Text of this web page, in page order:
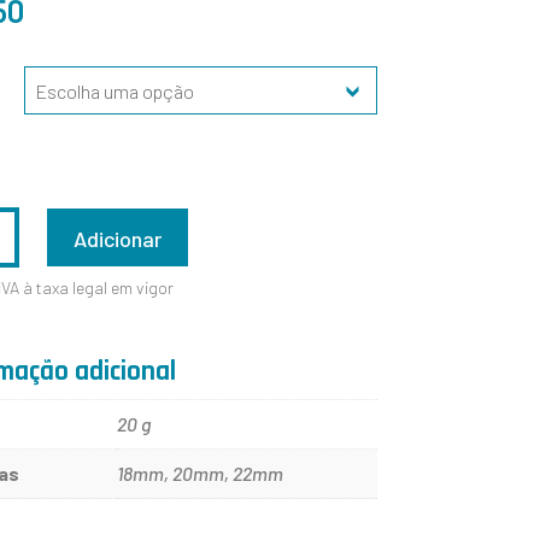
Adicionar
à taxa legal em vigor
adicional
20 g
18mm, 20mm, 22mm